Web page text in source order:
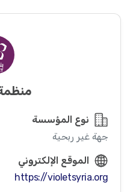
نوع المؤسسة
جهة غير ربحية
الموقع الإلكتروني
https://violetsyria.org